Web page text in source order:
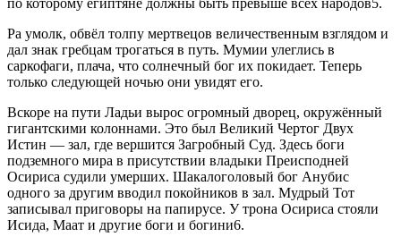
по которому египтяне должны быть превыше всех народов5.
Ра умолк, обвёл толпу мертвецов величественным взглядом и
дал знак гребцам трогаться в путь. Мумии улеглись в
саркофаги, плача, что солнечный бог их покидает. Теперь
только следующей ночью они увидят его.
Вскоре на пути Ладьи вырос огромный дворец, окружённый
гигантскими колоннами. Это был Великий Чертог Двух
Истин — зал, где вершится Загробный Суд. Здесь боги
подземного мира в присутствии владыки Преисподней
Осириса судили умерших. Шакалоголовый бог Анубис
одного за другим вводил покойников в зал. Мудрый Тот
записывал приговоры на папирусе. У трона Осириса стояли
Исида, Маат и другие боги и богини6.